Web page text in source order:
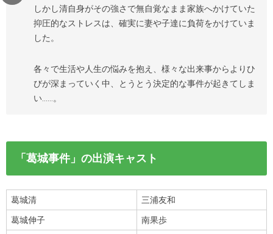
しかし清自身がその強さで無自覚なまま家族へかけていた
抑圧的なストレスは、確実に妻や子達に負荷をかけていま
した。
各々で生活や人生の悩みを抱え、様々な出来事からよりひ
びが深まっていく中、とうとう決定的な事件が起きてしま
い……。
「葛城事件」の出演キャスト
葛城清 三浦友和
葛城伸子 南果歩